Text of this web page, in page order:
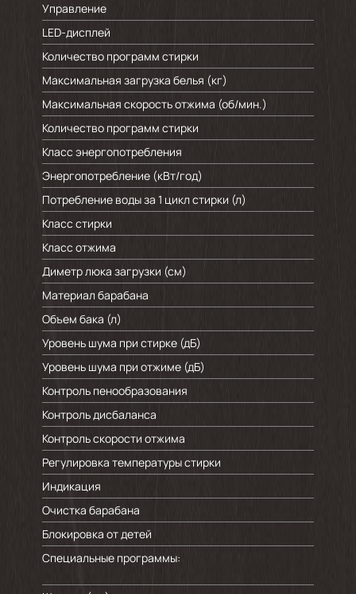
Управление
LED-дисплей
Количество программ стирки
Максимальная загрузка белья (кг)
Максимальная скорость отжима (об/мин.)
Количество программ стирки
Класс энергопотребления
Энергопотребление (кВт/год)
Потребление воды за 1 цикл стирки (л)
Класс стирки
Класс отжима
Диметр люка загрузки (см)
Материал барабана
Объем бака (л)
Уровень шума при стирке (дБ)
Уровень шума при отжиме (дБ)
Контроль пенообразования
Контроль дисбаланса
Контроль скорости отжима
Регулировка температуры стирки
Индикация
Очистка барабана
Блокировка от детей
Специальные программы: